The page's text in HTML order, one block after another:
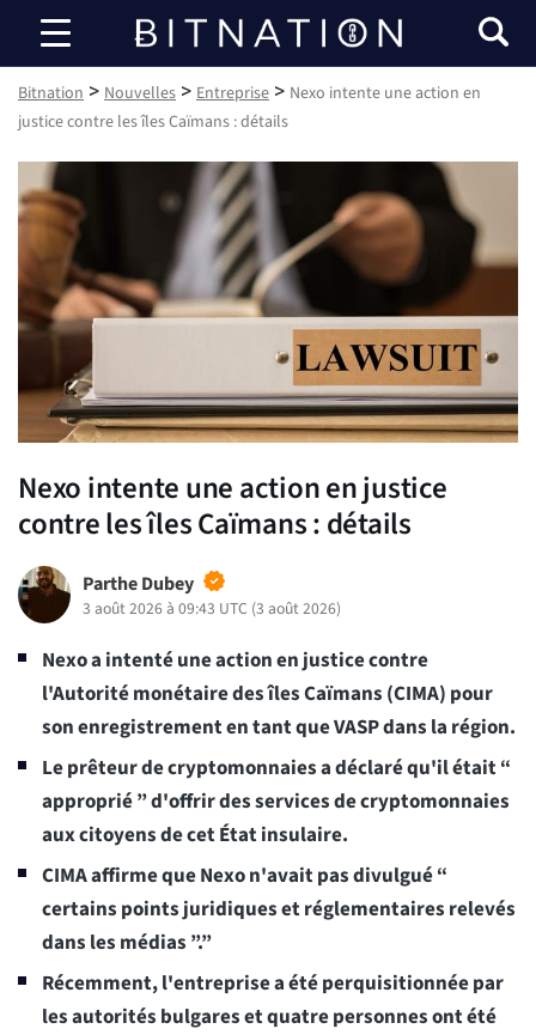
Bitnation
Bitnation > Nouvelles > Entreprise > Nexo intente une action en
justice contre les îles Caïmans : détails
Nexo intente une action en justice
contre les îles Caïmans : détails
Parthe Dubey
3 août 2026 à 09:43 UTC (3 août 2026)
Nexo a intenté une action en justice contre
l'Autorité monétaire des îles Caïmans (CIMA) pour
son enregistrement en tant que VASP dans la région.
Le prêteur de cryptomonnaies a déclaré qu'il était “
approprié ” d'offrir des services de cryptomonnaies
aux citoyens de cet État insulaire.
CIMA affirme que Nexo n'avait pas divulgué “
certains points juridiques et réglementaires relevés
dans les médias ”.”
Récemment, l'entreprise a été perquisitionnée par
les autorités bulgares et quatre personnes ont été